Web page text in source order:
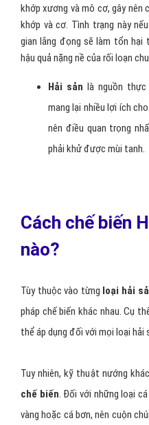
khớp xương và mô cơ, gây nên
khớp và cơ. Tình trạng này
gian lắng đọng sẽ làm tổn
hậu quả nặng nề của rối loạn
Hải sản là nguồn
mang lại nhiều lợi ích
nên điều quan trọng
phải khử được mùi tanh.
Cách chế biến
nào?
Tùy thuộc vào từng loại hải
pháp chế biến khác nhau. Cụ
thể áp dụng đối với mọi loại hải
Tuy nhiên, kỹ thuật nướng
chế biến. Đối với những loại
vàng hoặc cá bơn, nên cuộn